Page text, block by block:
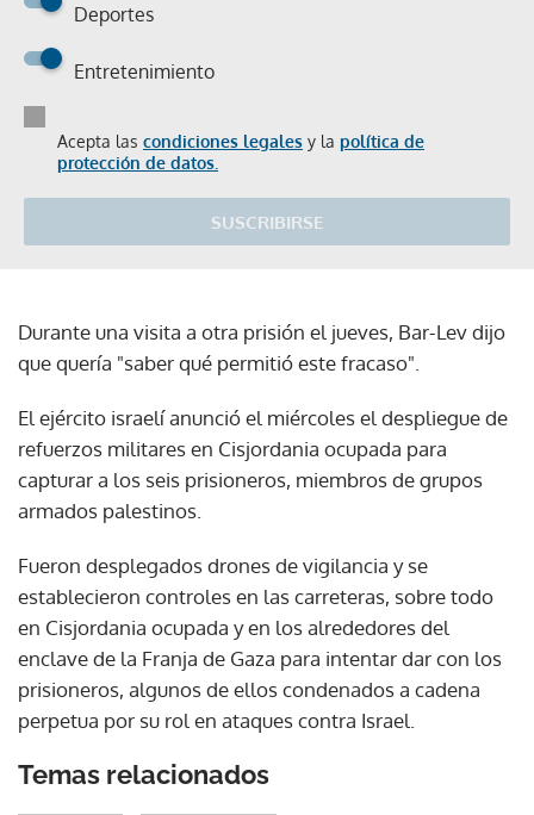
Deportes
Entretenimiento
Acepta las condiciones legales y la política de
protección de datos.
SUSCRIBIRSE
Durante una visita a otra prisión el jueves, Bar-Lev dijo
que quería "saber qué permitió este fracaso".
El ejército israelí anunció el miércoles el despliegue de
refuerzos militares en Cisjordania ocupada para
capturar a los seis prisioneros, miembros de grupos
armados palestinos.
Fueron desplegados drones de vigilancia y se
establecieron controles en las carreteras, sobre todo
en Cisjordania ocupada y en los alrededores del
enclave de la Franja de Gaza para intentar dar con los
prisioneros, algunos de ellos condenados a cadena
perpetua por su rol en ataques contra Israel.
Temas relacionados